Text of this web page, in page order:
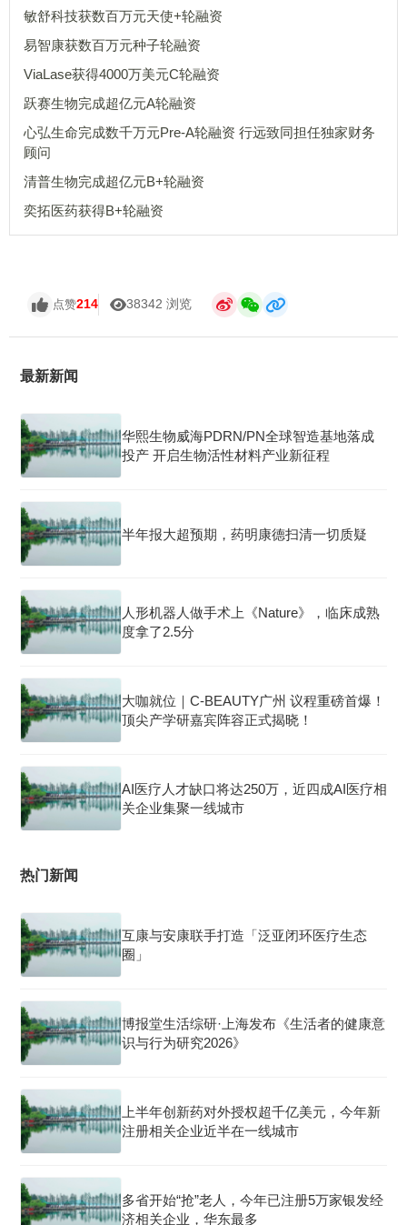
敏舒科技获数百万元天使+轮融资
易智康获数百万元种子轮融资
ViaLase获得4000万美元C轮融资
跃赛生物完成超亿元A轮融资
心弘生命完成数千万元Pre-A轮融资 行远致同担任独家财务
顾问
清普生物完成超亿元B+轮融资
奕拓医药获得B+轮融资
点赞214 38342 浏览
最新新闻
华熙生物威海PDRN/PN全球智造基地落成
投产 开启生物活性材料产业新征程
半年报大超预期，药明康德扫清一切质疑
人形机器人做手术上《Nature》，临床成熟
度拿了2.5分
大咖就位｜C-BEAUTY广州 议程重磅首爆！
顶尖产学研嘉宾阵容正式揭晓！
AI医疗人才缺口将达250万，近四成AI医疗相
关企业集聚一线城市
热门新闻
互康与安康联手打造「泛亚闭环医疗生态
圈」
博报堂生活综研·上海发布《生活者的健康意
识与行为研究2026》
上半年创新药对外授权超千亿美元，今年新
注册相关企业近半在一线城市
多省开始“抢”老人，今年已注册5万家银发经
济相关企业，华东最多